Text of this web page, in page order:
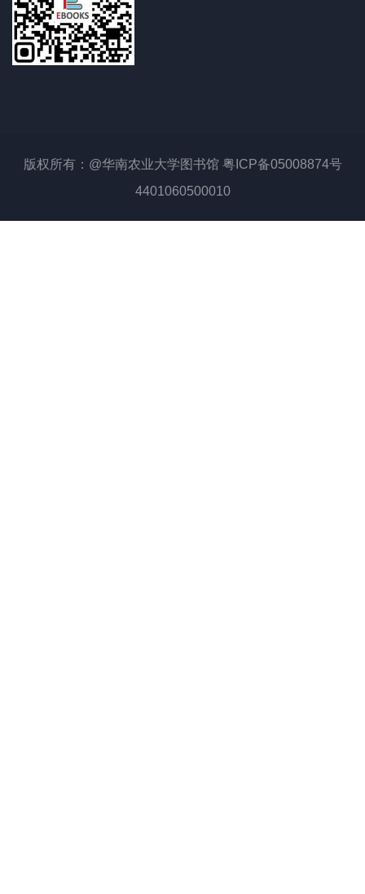
版权所有：@华南农业大学图书馆 粤ICP备05008874号
4401060500010